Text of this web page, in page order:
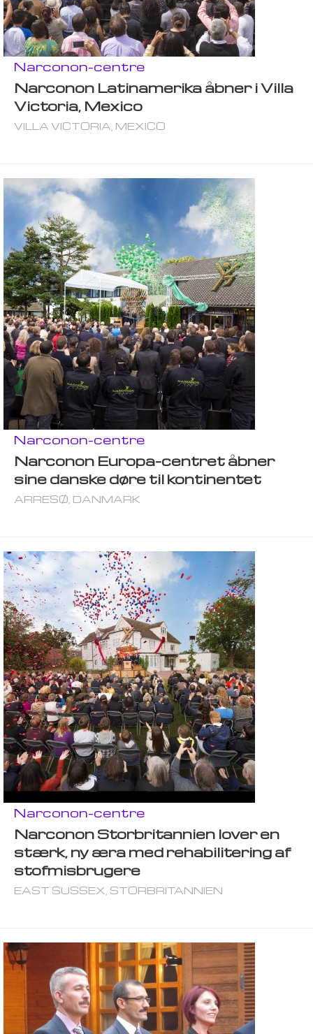
Narconon-centre
Narconon Latinamerika åbner i Villa
Victoria, Mexico
VILLA VICTORIA, MEXICO
Narconon-centre
Narconon Europa-centret åbner
sine danske døre til kontinentet
ARRESØ, DANMARK
Narconon-centre
Narconon Storbritannien lover en
stærk, ny æra med rehabilitering af
stofmisbrugere
EAST SUSSEX, STORBRITANNIEN